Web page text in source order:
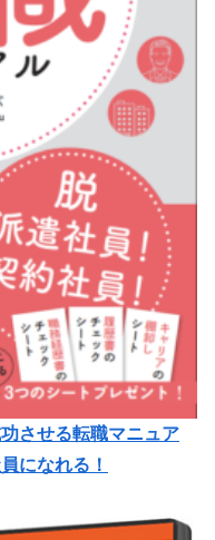
させる転職マニュア
になれる！